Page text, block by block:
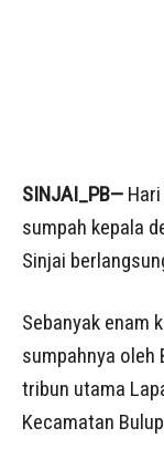
SINJAI_PB—
sumpah kepala
Sinjai
Sebanyak enam
sumpahnya oleh
tribun utama
Kecamatan